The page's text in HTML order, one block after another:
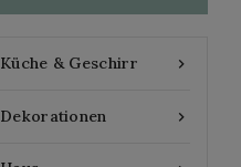

Küche & Geschirr

Dekorationen